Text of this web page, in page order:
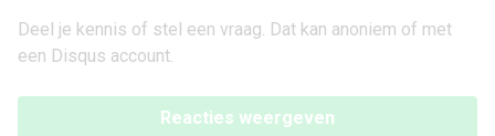
Deel je kennis of stel een vraag. Dat kan anoniem of met
een Disqus account.
Reacties weergeven